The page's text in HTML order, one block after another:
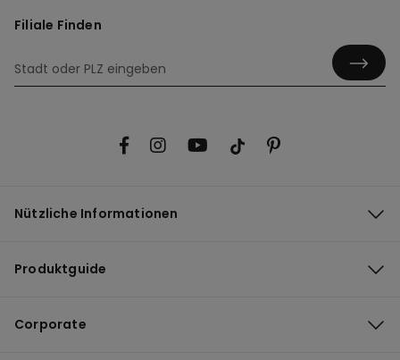
Filiale Finden
Nützliche Informationen
Produktguide
Corporate